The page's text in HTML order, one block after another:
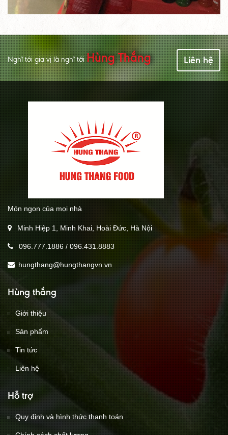
Nghĩ tới gia vị là nghĩ tớiHùng Thắng Liên hệ
Món ngon của mọi nhà
Minh Hiệp 1, Minh Khai, Hoài Đức, Hà Nội
096.777.1886 / 096.431.8883
hungthang@hungthangvn.vn
Hùng thắng
Giới thiệu
Sản phẩm
Tin tức
Liên hệ
Hỗ trợ
Quy định và hình thức thanh toán